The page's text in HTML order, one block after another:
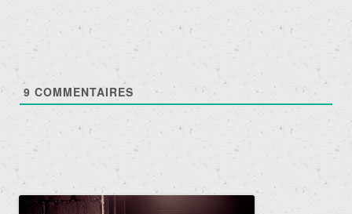
9 COMMENTAIRES